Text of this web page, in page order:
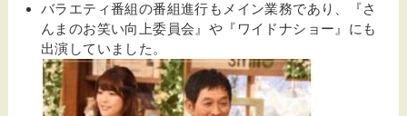
バラエティ番組の番組進行もメイン業務であり、『さ
んまのお笑い向上委員会』や『ワイドナショー』にも
出演していました。